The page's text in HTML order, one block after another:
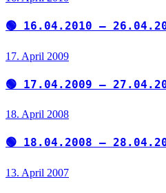
🟢 16.04.2010 –
17. April 2009
🟢 17.04.2009 –
18. April 2008
🟢 18.04.2008 –
13. April 2007